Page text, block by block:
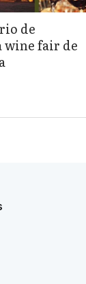
de
wine fair de